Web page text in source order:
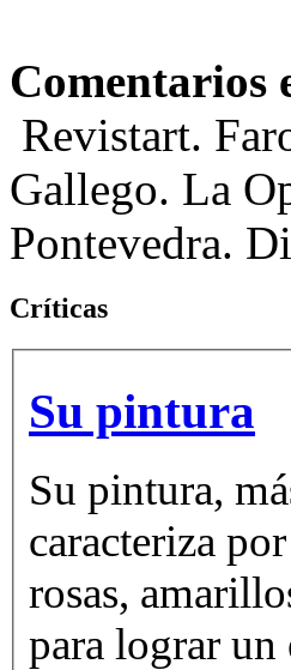
Comentarios
Revistart.
Gallego. La
Pontevedra.
Críticas
Su pintura
Su pintura,
caracteriza
rosas,
para lograr un